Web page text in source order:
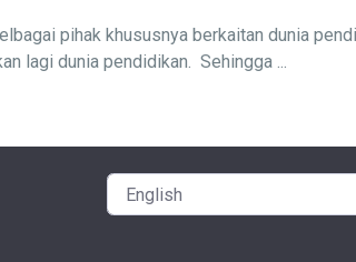
pihak khususnya berkaitan dunia
lagi dunia pendidikan. Sehingga ...